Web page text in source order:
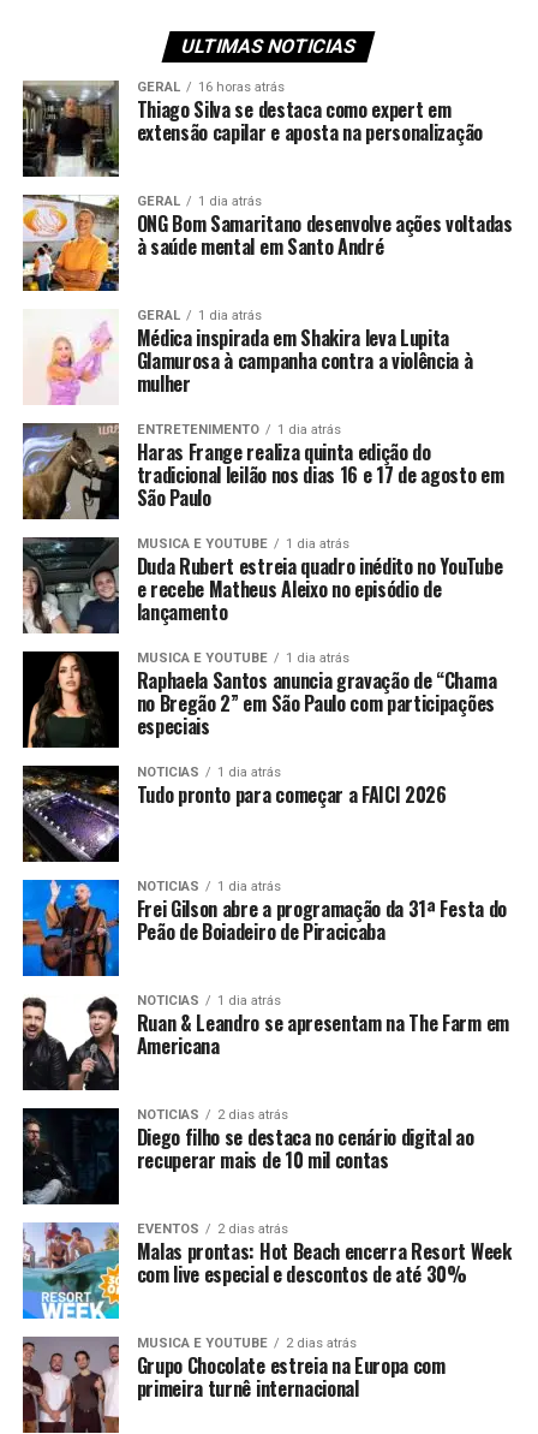
ULTIMAS NOTICIAS
GERAL 16 horas atrás
Thiago Silva se destaca como expert em
extensão capilar e aposta na personalização
GERAL 1 dia atrás
ONG Bom Samaritano desenvolve ações voltadas
à saúde mental em Santo André
GERAL 1 dia atrás
Médica inspirada em Shakira leva Lupita
Glamurosa à campanha contra a violência à
mulher
ENTRETENIMENTO 1 dia atrás
Haras Frange realiza quinta edição do
tradicional leilão nos dias 16 e 17 de agosto em
São Paulo
MUSICA E YOUTUBE 1 dia atrás
Duda Rubert estreia quadro inédito no YouTube
e recebe Matheus Aleixo no episódio de
lançamento
MUSICA E YOUTUBE 1 dia atrás
Raphaela Santos anuncia gravação de “Chama
no Bregão 2” em São Paulo com participações
especiais
NOTICIAS 1 dia atrás
Tudo pronto para começar a FAICI 2026
NOTICIAS 1 dia atrás
Frei Gilson abre a programação da 31ª Festa do
Peão de Boiadeiro de Piracicaba
NOTICIAS 1 dia atrás
Ruan & Leandro se apresentam na The Farm em
Americana
NOTICIAS 2 dias atrás
Diego filho se destaca no cenário digital ao
recuperar mais de 10 mil contas
EVENTOS 2 dias atrás
Malas prontas: Hot Beach encerra Resort Week
com live especial e descontos de até 30%
MUSICA E YOUTUBE 2 dias atrás
Grupo Chocolate estreia na Europa com
primeira turnê internacional